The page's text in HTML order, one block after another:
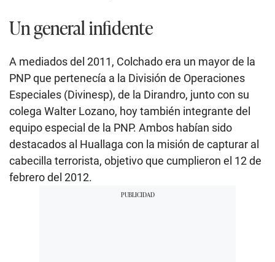
Un general infidente
A mediados del 2011, Colchado era un mayor de la
PNP que pertenecía a la División de Operaciones
Especiales (Divinesp), de la Dirandro, junto con su
colega Walter Lozano, hoy también integrante del
equipo especial de la PNP. Ambos habían sido
destacados al Huallaga con la misión de capturar al
cabecilla terrorista, objetivo que cumplieron el 12 de
febrero del 2012.